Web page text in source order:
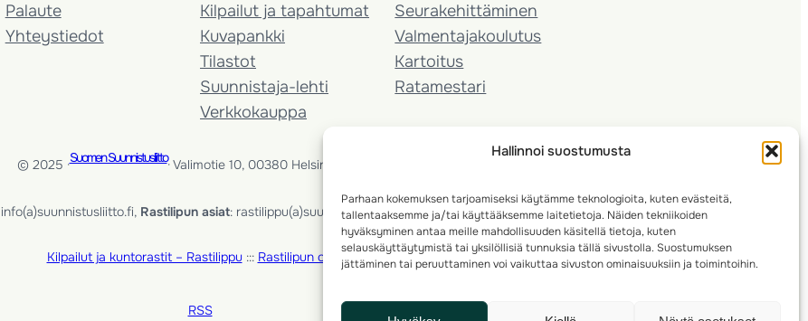
Hallinnoi suostumusta
Parhaan kokemuksen tarjoamiseksi käytämme teknologioita, kuten evästeitä,
tallentaaksemme ja/tai käyttääksemme laitetietoja. Näiden tekniikoiden
hyväksyminen antaa meille mahdollisuuden käsitellä tietoja, kuten
selauskäyttäytymistä tai yksilöllisiä tunnuksia tällä sivustolla. Suostumuksen
jättäminen tai peruuttaminen voi vaikuttaa sivuston ominaisuuksiin ja toimintoihin.
Palaute
Yhteystiedot
Kilpailut ja tapahtumat
Kuvapankki
Tilastot
Suunnistaja-lehti
Verkkokauppa
Seura­kehittäminen
Valmentaja­koulutus
Kartoitus
Ratamestari
© 2025 ·Suomen Suunnistusliitto· Valimotie 10, 00380 Helsinki, Finland
info(a)suunnistusliitto.fi, Rastilipun asiat: rastilippu(a)suunnistusliitto.fi
Kilpailut ja kuntorastit – Rastilippu::: Rastilipun ohjeet
RSS